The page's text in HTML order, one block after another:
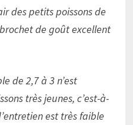
des petits poissons de
de goût excellent
de 2,7 à 3 n’est
très jeunes, c’est-à-
est très faible